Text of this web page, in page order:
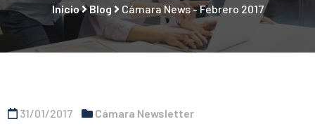
Inicio Blog Cámara News - Febrero 2017
31/01/2017 Cámara Newsletter